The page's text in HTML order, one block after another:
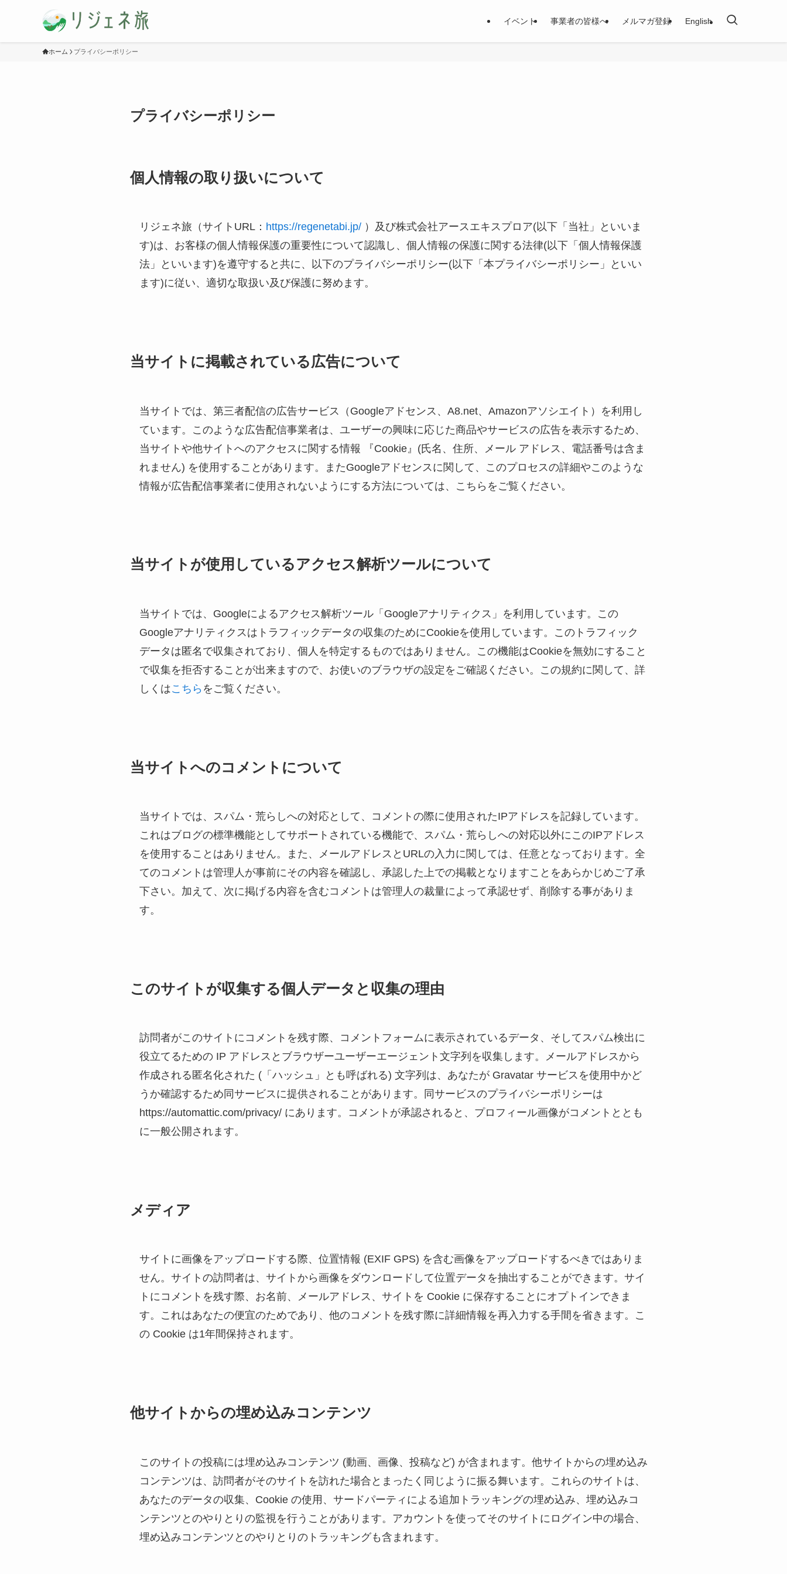
イベント 事業者の皆様へ メルマガ登録 English
ホーム プライバシーポリシー
プライバシーポリシー
個人情報の取り扱いについて
リジェネ旅（サイトURL： https://regenetabi.jp/ ）及び株式会社アースエキスプロア(以下「当社」といいま
す)は、お客様の個人情報保護の重要性について認識し、個人情報の保護に関する法律(以下「個人情報保護
法」といいます)を遵守すると共に、以下のプライバシーポリシー(以下「本プライバシーポリシー」といい
ます)に従い、適切な取扱い及び保護に努めます。
当サイトに掲載されている広告について
当サイトでは、第三者配信の広告サービス（Googleアドセンス、A8.net、Amazonアソシエイト）を利用し
ています。このような広告配信事業者は、ユーザーの興味に応じた商品やサービスの広告を表示するため、
当サイトや他サイトへのアクセスに関する情報 『Cookie』(氏名、住所、メール アドレス、電話番号は含ま
れません) を使用することがあります。またGoogleアドセンスに関して、このプロセスの詳細やこのような
情報が広告配信事業者に使用されないようにする方法については、こちらをご覧ください。
当サイトが使用しているアクセス解析ツールについて
当サイトでは、Googleによるアクセス解析ツール「Googleアナリティクス」を利用しています。この
Googleアナリティクスはトラフィックデータの収集のためにCookieを使用しています。このトラフィック
データは匿名で収集されており、個人を特定するものではありません。この機能はCookieを無効にすること
で収集を拒否することが出来ますので、お使いのブラウザの設定をご確認ください。この規約に関して、詳
しくはこちら をご覧ください。
当サイトへのコメントについて
当サイトでは、スパム・荒らしへの対応として、コメントの際に使用されたIPアドレスを記録しています。
これはブログの標準機能としてサポートされている機能で、スパム・荒らしへの対応以外にこのIPアドレス
を使用することはありません。また、メールアドレスとURLの入力に関しては、任意となっております。全
てのコメントは管理人が事前にその内容を確認し、承認した上での掲載となりますことをあらかじめご了承
下さい。加えて、次に掲げる内容を含むコメントは管理人の裁量によって承認せず、削除する事がありま
す。
このサイトが収集する個人データと収集の理由
訪問者がこのサイトにコメントを残す際、コメントフォームに表示されているデータ、そしてスパム検出に
役立てるための IP アドレスとブラウザーユーザーエージェント文字列を収集します。メールアドレスから
作成される匿名化された (「ハッシュ」とも呼ばれる) 文字列は、あなたが Gravatar サービスを使用中かど
うか確認するため同サービスに提供されることがあります。同サービスのプライバシーポリシーは
https://automattic.com/privacy/ にあります。コメントが承認されると、プロフィール画像がコメントととも
に一般公開されます。
メディア
サイトに画像をアップロードする際、位置情報 (EXIF GPS) を含む画像をアップロードするべきではありま
せん。サイトの訪問者は、サイトから画像をダウンロードして位置データを抽出することができます。サイ
トにコメントを残す際、お名前、メールアドレス、サイトを Cookie に保存することにオプトインできま
す。これはあなたの便宜のためであり、他のコメントを残す際に詳細情報を再入力する手間を省きます。こ
の Cookie は1年間保持されます。
他サイトからの埋め込みコンテンツ
このサイトの投稿には埋め込みコンテンツ (動画、画像、投稿など) が含まれます。他サイトからの埋め込み
コンテンツは、訪問者がそのサイトを訪れた場合とまったく同じように振る舞います。これらのサイトは、
あなたのデータの収集、Cookie の使用、サードパーティによる追加トラッキングの埋め込み、埋め込みコ
ンテンツとのやりとりの監視を行うことがあります。アカウントを使ってそのサイトにログイン中の場合、
埋め込みコンテンツとのやりとりのトラッキングも含まれます。